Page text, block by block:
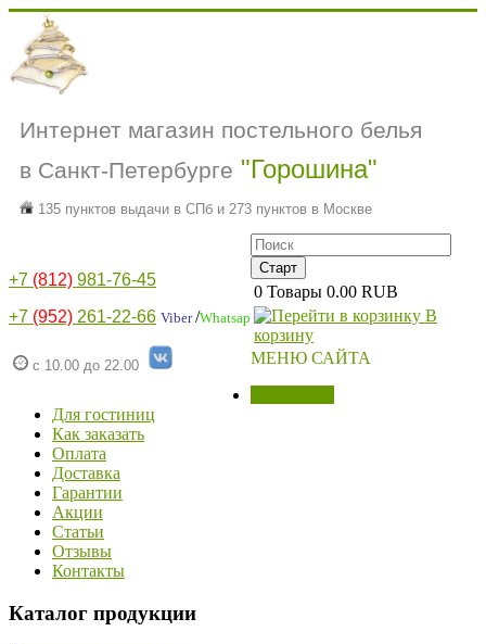
Интернет магазин постельного белья
в Санкт-Петербурге "Горошина"
135 пунктов выдачи в СПб и 273 пунктов в Москве
+7 (812) 981-76-45
+7 (952) 261-22-66 Viber/Whatsap
с 10.00 до 22.00
0 Товары 0.00 RUB
В
корзину
МЕНЮ САЙТА
Для гостиниц
Как заказать
Оплата
Доставка
Гарантии
Акции
Статьи
Отзывы
Контакты
Каталог продукции